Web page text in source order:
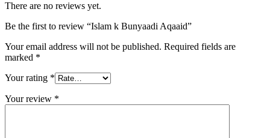
There are no reviews yet.
Be the first to review “Islam k Bunyaadi Aqaaid”
Your email address will not be published. Required fields are
marked *
Your rating *
Your review *